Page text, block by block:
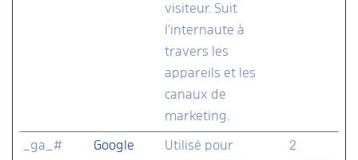
visiteur. Suit
l'internaute à
travers les
appareils et les
canaux de
marketing.
_ga_# Google
Utilisé pour
2